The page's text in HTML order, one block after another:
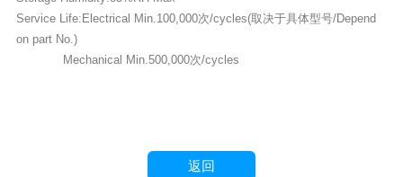
Service Life:Electrical Min.100,000次/cycles(取决于具体型号/Depend
on part No.)
Mechanical Min.500,000次/cycles
返回